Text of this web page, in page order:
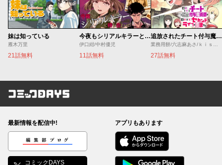
妹は知っている
雁木万里
21話無料
今夜もシリアルキラーと待ち合わせ
伊口紺/中村優児
11話無料
追放されたチート付与魔術師は気ままなセカンドライフを謳歌する。 ～俺は武器だけじゃなく、あらゆるものに『強化ポイント』を付与できるし、俺の意思でいつでも効果を解除できるけど、残った人たち大丈夫？～
27話無料
コミックDAYS
最新情報を配信中!
編集部ブログ
コミックDAYS
アプリもあります